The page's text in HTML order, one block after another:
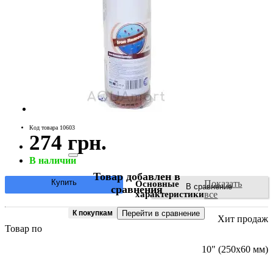
Код товара 10603
274 грн.
В наличии
В сравнение
Купить
Основные
характеристики
Показать
все
Товар по
Хит продаж
10" (250х60 мм)
Товар добавлен в
сравнения
К покупкам Перейти в сравнение